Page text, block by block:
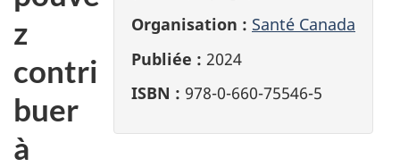
Organisation : Santé Canada
Publiée : 2024
ISBN : 978-0-660-75546-5
z
contri
buer
à